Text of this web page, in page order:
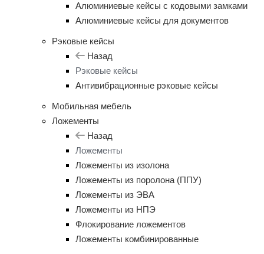
Алюминиевые кейсы с кодовыми замками
Алюминиевые кейсы для документов
Рэковые кейсы
Назад
Рэковые кейсы
Антивибрационные рэковые кейсы
Мобильная мебель
Ложементы
Назад
Ложементы
Ложементы из изолона
Ложементы из поролона (ППУ)
Ложементы из ЭВА
Ложементы из НПЭ
Флокирование ложементов
Ложементы комбинированные